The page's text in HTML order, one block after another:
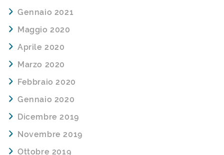
Gennaio 2021
Maggio 2020
Aprile 2020
Marzo 2020
Febbraio 2020
Gennaio 2020
Dicembre 2019
Novembre 2019
Ottobre 2019